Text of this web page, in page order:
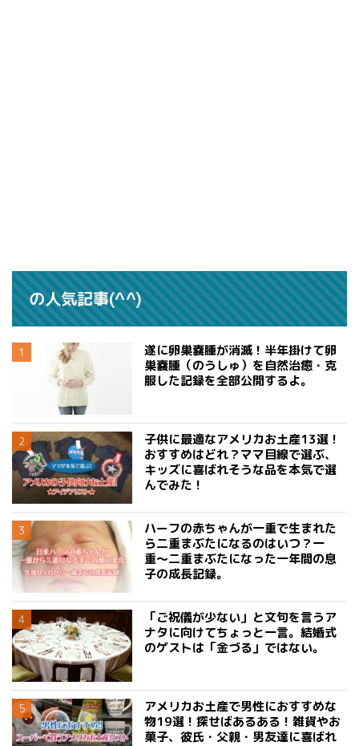
の人気記事(^^)
遂に卵巣嚢腫が消滅！半年掛けて卵
巣嚢腫（のうしゅ）を自然治癒・克
服した記録を全部公開するよ。
子供に最適なアメリカお土産13選！
おすすめはどれ？ママ目線で選ぶ、
キッズに喜ばれそうな品を本気で選
んでみた！
ハーフの赤ちゃんが一重で生まれた
ら二重まぶたになるのはいつ？一
重〜二重まぶたになった一年間の息
子の成長記録。
「ご祝儀が少ない」と文句を言うア
ナタに向けてちょっと一言。結婚式
のゲストは「金づる」ではない。
アメリカお土産で男性におすすめな
物19選！探せばあるある！雑貨やお
菓子、彼氏・父親・男友達に喜ばれ